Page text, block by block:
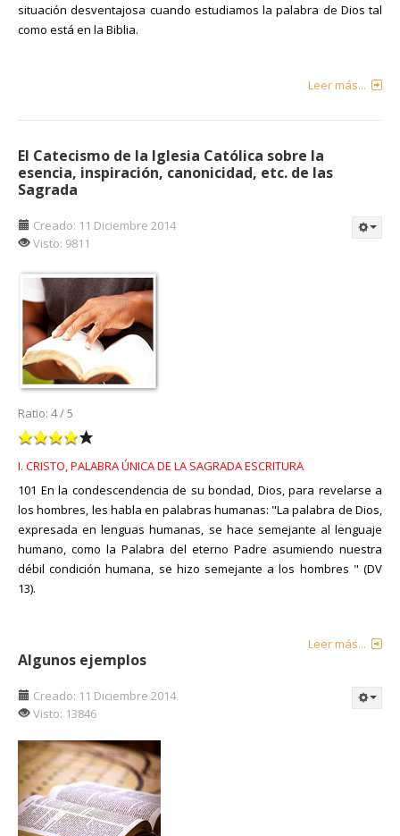
situación desventajosa cuando estudiamos la palabra de Dios tal
como está en la Biblia.
Leer más...
El Catecismo de la Iglesia Católica sobre la
esencia, inspiración, canonicidad, etc. de las
Sagrada
Creado: 11 Diciembre 2014
Visto: 9811
Ratio: 4/5
I. CRISTO, PALABRA ÚNICA DE LA SAGRADA ESCRITURA
101 En la condescendencia de su bondad, Dios, para revelarse a
los hombres, les habla en palabras humanas: "La palabra de Dios,
expresada en lenguas humanas, se hace semejante al lenguaje
humano, como la Palabra del eterno Padre asumiendo nuestra
débil condición humana, se hizo semejante a los hombres " (DV
13).
Leer más...
Algunos ejemplos
Creado: 11 Diciembre 2014
Visto: 13846